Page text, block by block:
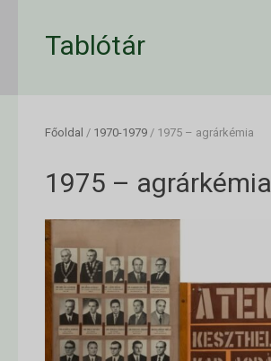
Tablótár
Főoldal / 1970-1979 / 1975 – agrárkémia
1975 – agrárkémia